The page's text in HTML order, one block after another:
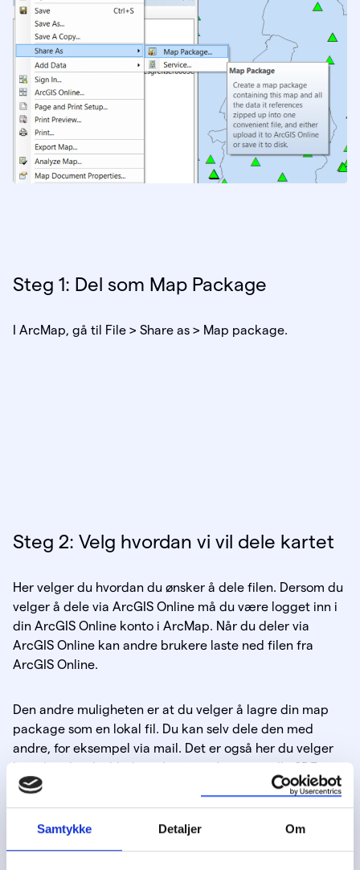
Samtykke Detaljer Om
Steg 1: Del som Map Package
I ArcMap, gå til File > Share as > Map package.
Steg 2: Velg hvordan vi vil dele kartet
Her velger du hvordan du ønsker å dele filen. Dersom du
velger å dele via ArcGIS Online må du være logget inn i
din ArcGIS Online konto i ArcMap. Når du deler via
ArcGIS Online kan andre brukere laste ned filen fra
ArcGIS Online.
Den andre muligheten er at du velger å lagre din map
package som en lokal fil. Du kan selv dele den med
andre, for eksempel via mail. Det er også her du velger
hvordan du vil inkludere data fra vår eventuelle SDE-
database.